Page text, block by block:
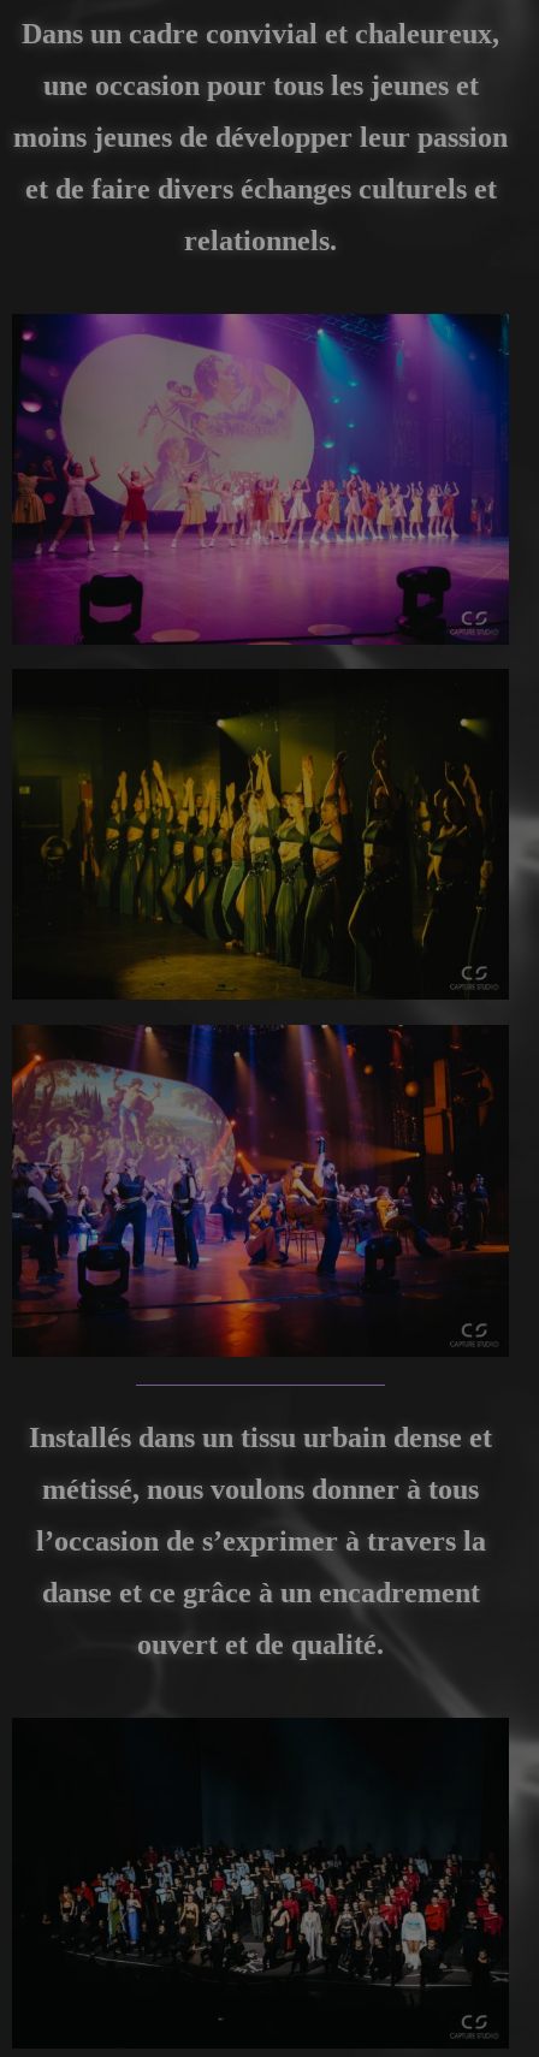
Dans un cadre convivial et chaleureux,
une occasion pour tous les jeunes et
moins jeunes de développer leur passion
et de faire divers échanges culturels et
relationnels.
Installés dans un tissu urbain dense et
métissé, nous voulons donner à tous
l’occasion de s’exprimer à travers la
danse et ce grâce à un encadrement
ouvert et de qualité.